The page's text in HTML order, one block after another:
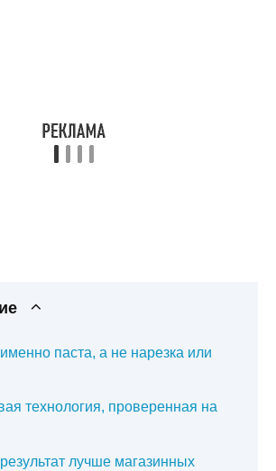
паста, а не нарезка или
технология, проверенная на
лучше магазинных